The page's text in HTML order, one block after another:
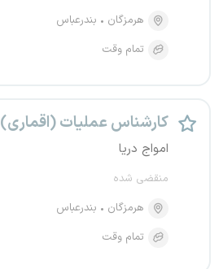
هرمزگان
بندرعباس
تمام وقت
کارشناس عملیات (اقماری)
امواج دریا
منقضی شده
هرمزگان
بندرعباس
تمام وقت